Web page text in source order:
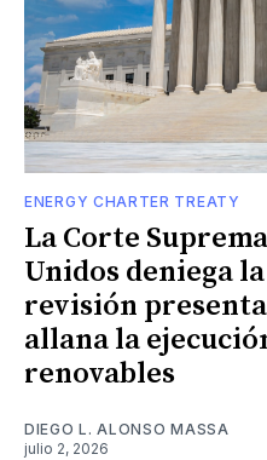
ENERGY CHARTER TREATY
La Corte
Unidos deniega
revisión
allana la
renovables
DIEGO L. ALONSO MASSA
julio 2, 2026